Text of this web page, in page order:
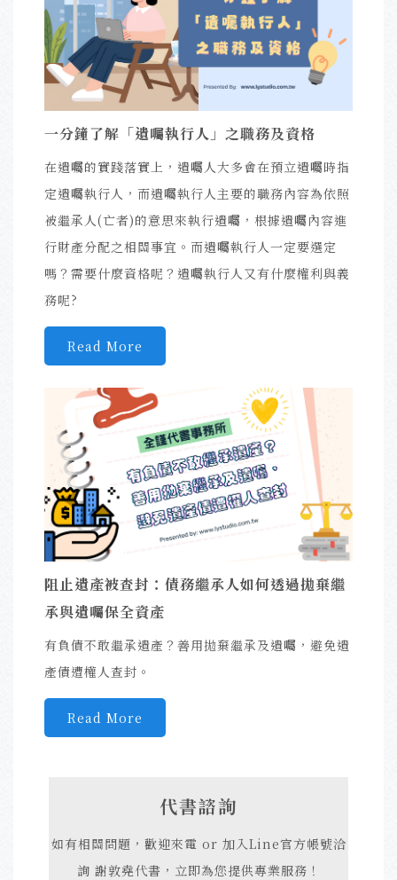
一分鐘了解「遺囑執行人」之職務及資格
在遺囑的實踐落實上，遺囑人大多會在預立遺囑時指
定遺囑執行人，而遺囑執行人主要的職務內容為依照
被繼承人(亡者)的意思來執行遺囑，根據遺囑內容進
行財產分配之相關事宜。而遺囑執行人一定要選定
嗎？需要什麼資格呢？遺囑執行人又有什麼權利與義
務呢?
Read More
阻止遺產被查封：債務繼承人如何透過拋棄繼
承與遺囑保全資產
有負債不敢繼承遺產？善用拋棄繼承及遺囑，避免遺
產債遭權人查封。
Read More
代書諮詢
如有相關問題，歡迎來電 or 加入Line官方帳號洽
詢 謝敦堯代書，立即為您提供專業服務！